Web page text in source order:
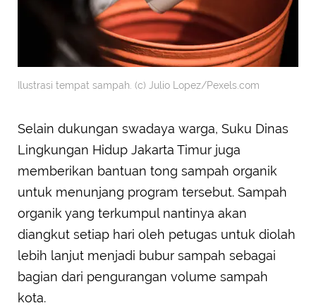
Ilustrasi tempat sampah. (c) Julio Lopez/Pexels.com
Selain dukungan swadaya warga, Suku Dinas
Lingkungan Hidup Jakarta Timur juga
memberikan bantuan tong sampah organik
untuk menunjang program tersebut. Sampah
organik yang terkumpul nantinya akan
diangkut setiap hari oleh petugas untuk diolah
lebih lanjut menjadi bubur sampah sebagai
bagian dari pengurangan volume sampah
kota.